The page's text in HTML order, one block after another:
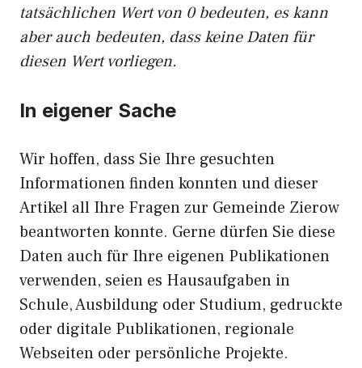
tatsächlichen Wert von 0 bedeuten, es kann
aber auch bedeuten, dass keine Daten für
diesen Wert vorliegen.
In eigener Sache
Wir hoffen, dass Sie Ihre gesuchten
Informationen finden konnten und dieser
Artikel all Ihre Fragen zur Gemeinde Zierow
beantworten konnte. Gerne dürfen Sie diese
Daten auch für Ihre eigenen Publikationen
verwenden, seien es Hausaufgaben in
Schule, Ausbildung oder Studium, gedruckte
oder digitale Publikationen, regionale
Webseiten oder persönliche Projekte.